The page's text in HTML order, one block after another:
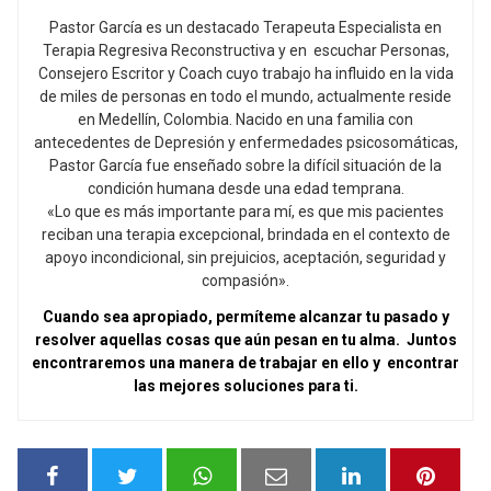
Pastor García es un destacado Terapeuta Especialista en
Terapia Regresiva Reconstructiva y en escuchar Personas,
Consejero Escritor y Coach cuyo trabajo ha influido en la vida
de miles de personas en todo el mundo, actualmente reside
en Medellín, Colombia. Nacido en una familia con
antecedentes de Depresión y enfermedades psicosomáticas,
Pastor García fue enseñado sobre la difícil situación de la
condición humana desde una edad temprana.
«Lo que es más importante para mí, es que mis pacientes
reciban una terapia excepcional, brindada en el contexto de
apoyo incondicional, sin prejuicios, aceptación, seguridad y
compasión».
Cuando sea apropiado, permíteme alcanzar tu pasado y
resolver aquellas cosas que aún pesan en tu alma. Juntos
encontraremos una manera de trabajar en ello y encontrar
las mejores soluciones para ti.